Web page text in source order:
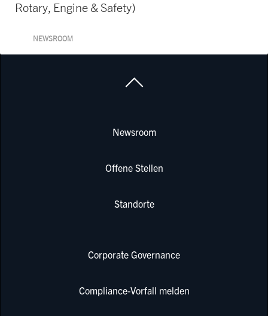
Rotary, Engine & Safety)
NEWSROOM
Newsroom
Offene Stellen
Standorte
Corporate Governance
Compliance-Vorfall melden